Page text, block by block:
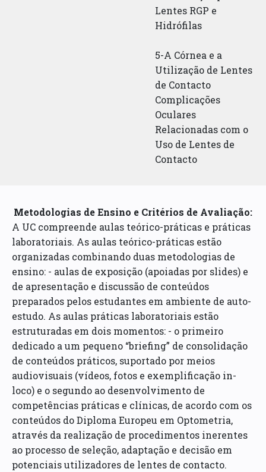
Lentes RGP e
Hidrófilas
5-A Córnea e a
Utilização de Lentes
de Contacto
Complicações
Oculares
Relacionadas com o
Uso de Lentes de
Contacto
Metodologias de Ensino e Critérios de Avaliação:
A UC compreende aulas teórico-práticas e práticas
laboratoriais. As aulas teórico-práticas estão
organizadas combinando duas metodologias de
ensino: - aulas de exposição (apoiadas por slides) e
de apresentação e discussão de conteúdos
preparados pelos estudantes em ambiente de auto-
estudo. As aulas práticas laboratoriais estão
estruturadas em dois momentos: - o primeiro
dedicado a um pequeno “briefing” de consolidação
de conteúdos práticos, suportado por meios
audiovisuais (vídeos, fotos e exemplificação in-
loco) e o segundo ao desenvolvimento de
competências práticas e clínicas, de acordo com os
conteúdos do Diploma Europeu em Optometria,
através da realização de procedimentos inerentes
ao processo de seleção, adaptação e decisão em
potenciais utilizadores de lentes de contacto.